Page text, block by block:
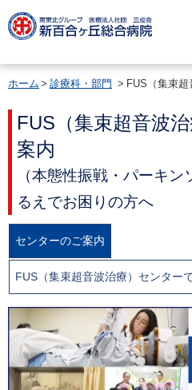
ホーム 診療科・部門 FUS（集束
FUS（集束超音波
案内
（本態性振戦・パーキ
るえでお困りの方へ
センターのご案内
FUS（集束超音波治療）センター